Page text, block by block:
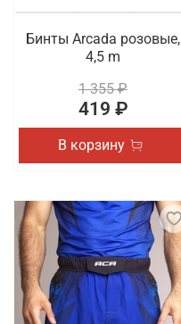
Бинты Arcada розовые,
4,5 m
1 355 ₽
419 ₽
В корзину